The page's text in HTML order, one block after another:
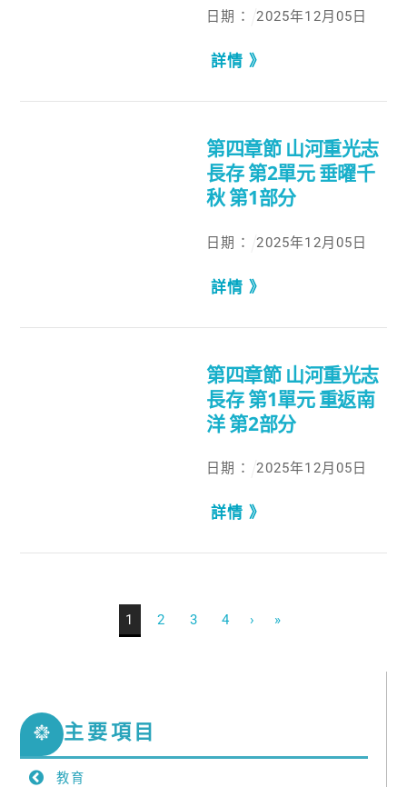
日期： 2025年12月 05 日
詳情 》
第四章節 山河重光志
長存 第2單元 垂曜千
秋 第1部分
日期： 2025年12月 05 日
詳情 》
第四章節 山河重光志
長存 第1單元 重返南
洋 第2部分
日期： 2025年12月 05 日
詳情 》
1 2 3 4 › »
主要項目
教育